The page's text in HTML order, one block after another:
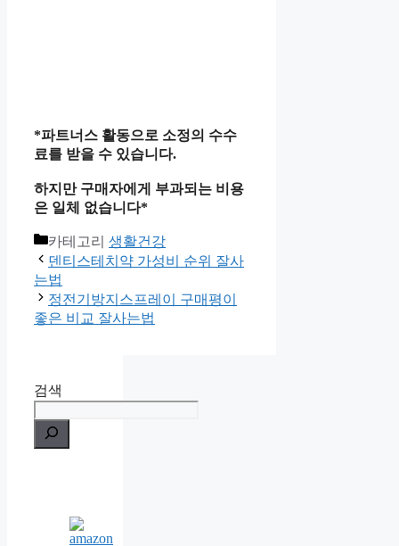
*파트너스 활동으로 소정의 수수
료를 받을 수 있습니다.
하지만 구매자에게 부과되는 비용
은 일체 없습니다*
카테고리 생활건강
덴티스테치약 가성비 순위 잘사
는법
정전기방지스프레이 구매평이
좋은 비교 잘사는법
검색